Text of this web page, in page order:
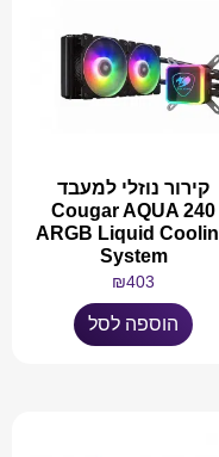
קירור נוזלי למעבד
Cougar AQUA 240
ARGB Liquid
System
₪403
הוספה לסל